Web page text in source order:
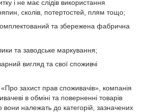
і не має слідів використання
сколів, потертостей, плям тощо;
та збережена фабрична
та заводське маркування;
вигляд та свої споживчі
захист прав споживачів», компанія
в обміні та поверненні товарів
вони належать до категорій, зазначених